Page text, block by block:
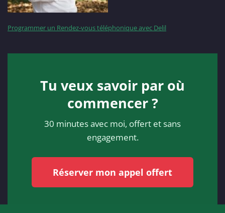
Programmer un Rendez-vous téléphonique avec Delil
Tu veux savoir par où
commencer ?
30 minutes avec moi, offert et sans
engagement.
Réserver mon appel offert